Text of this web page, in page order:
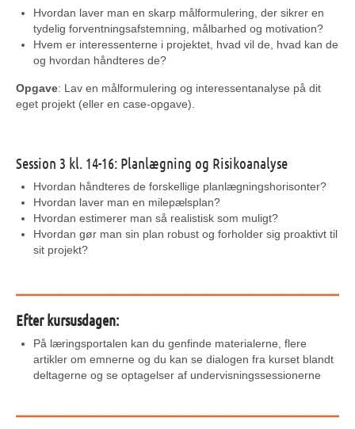
Hvordan laver man en skarp målformulering, der sikrer en
tydelig forventningsafstemning, målbarhed og motivation?
Hvem er interessenterne i projektet, hvad vil de, hvad kan de
og hvordan håndteres de?
Opgave: Lav en målformulering og interessentanalyse på dit
eget projekt (eller en case-opgave).
Session 3 kl. 14-16: Planlægning og Risikoanalyse
Hvordan håndteres de forskellige planlægningshorisonter?
Hvordan laver man en milepælsplan?
Hvordan estimerer man så realistisk som muligt?
Hvordan gør man sin plan robust og forholder sig proaktivt til
sit projekt?
Efter kursusdagen:
På læringsportalen kan du genfinde materialerne, flere
artikler om emnerne og du kan se dialogen fra kurset blandt
deltagerne og se optagelser af undervisningssessionerne